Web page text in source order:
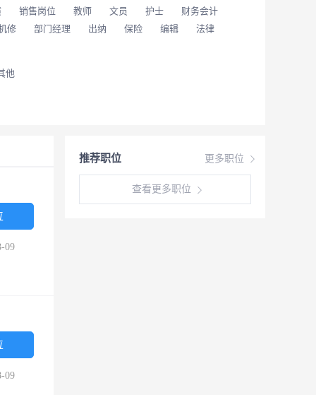
销售岗位 教师 文员 护士
财务会计
修 部门经理 出纳 保险 编辑
法律
他
更多职位
推荐职位
查看更多职位
09
09